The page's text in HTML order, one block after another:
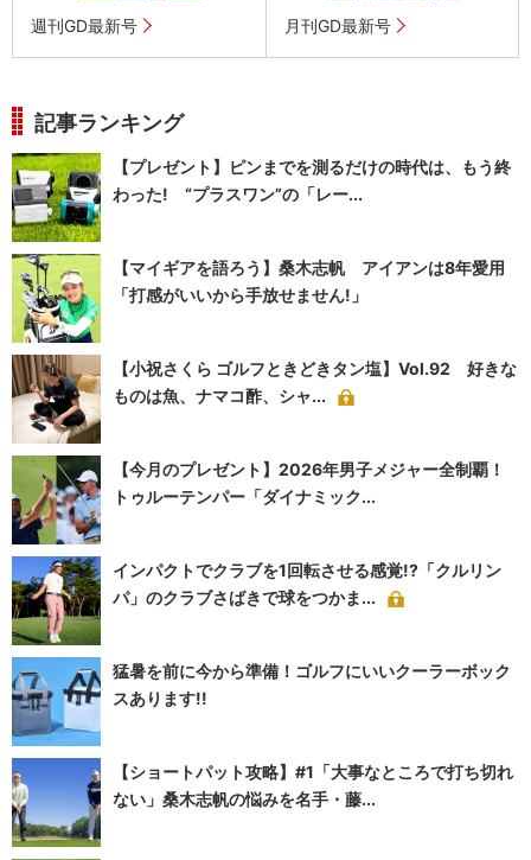
週刊GD最新号 月刊GD最新号
記事ランキング
【プレゼント】ピンまでを測るだけの時代は、もう終
わった! “プラスワン”の「レー...
【マイギアを語ろう】桑木志帆 アイアンは8年愛用
「打感がいいから手放せません!」
【小祝さくら ゴルフときどきタン塩】Vol.92 好きな
ものは魚、ナマコ酢、シャ...
【今月のプレゼント】2026年男子メジャー全制覇！
トゥルーテンパー「ダイナミック...
インパクトでクラブを1回転させる感覚!?「クルリン
パ」のクラブさばきで球をつかま...
猛暑を前に今から準備！ゴルフにいいクーラーボック
スあります!!
【ショートパット攻略】#1「大事なところで打ち切れ
ない」桑木志帆の悩みを名手・藤...